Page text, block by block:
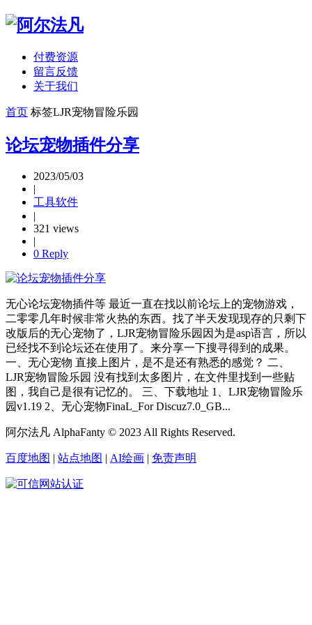
付费资源
留言反馈
关于我们
首页 标签LJR宠物冒险乐园
论坛宠物插件分享
2023/05/03
|
工具软件
|
321 views
|
0 Reply
无心论坛宠物插件等 最近一直在找以前论坛上的宠物游戏，
二零零几年时候非常火热的东西。找了半天发现现存的只剩下
改版后的无心宠物了，LJR宠物冒险乐园因为是asp语言，所以
已经找不到论坛还在使用了。来分享一下搜寻得到的成果。
一、无心宠物 直接上图片，是不是还有熟悉的感觉？ 二、
LJR宠物冒险乐园 没有找到太多图片，在文件里找到一些贴
图，我自己是很有记忆的。 三、下载地址 1、LJR宠物冒险乐
园v1.19 2、无心宠物FinaL_For Discuz7.0_GB...
阿尔法凡 AlphaFanty © 2023 All Rights Reserved.
百度地图 | 站点地图 | AI绘画 | 免责声明